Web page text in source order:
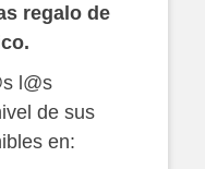
regalo de
l@s
de sus
en: